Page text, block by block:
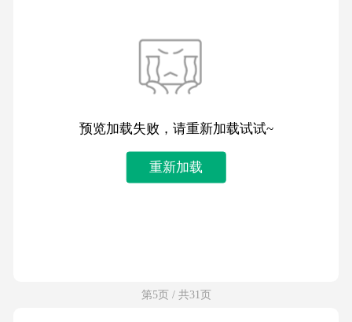
预览加载失败，请重新加载试试~
重新加载
第5页 / 共31页